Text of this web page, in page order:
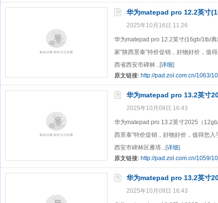
华为matepad pro 12.2英寸
2025年10月16日 11:26
华为matepad pro 12.2英寸(16gb/1tb/
家“陕西景泰”特价促销，好物好价，值
西省西安市碑林...[详细]
原文链接: http://pad.zol.com.cn/1063/
华为matepad pro 13.2英寸
2025年10月09日 16:43
华为matepad pro 13.2英寸2025（
西景泰”特价促销，好物好价，值得您
西安市碑林区雁塔...[详细]
原文链接: http://pad.zol.com.cn/1059/
华为matepad pro 13.2英寸
2025年10月09日 16:43